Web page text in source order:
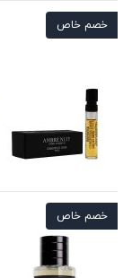
خصم خاص
خصم خاص